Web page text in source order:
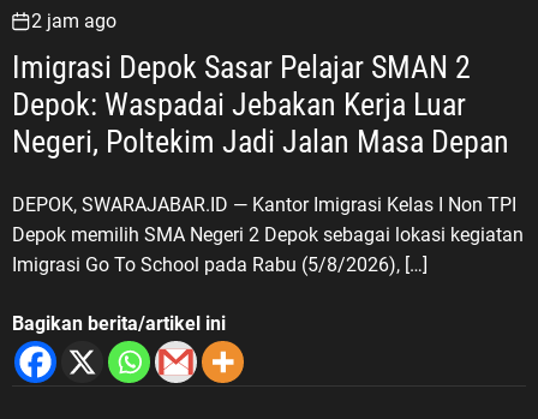
2 jam ago
Imigrasi Depok Sasar Pelajar SMAN 2
Depok: Waspadai Jebakan Kerja Luar
DEPOK, SWARAJABAR.ID — Kantor Imigrasi Kelas I Non TPI
Depok memilih SMA Negeri 2 Depok sebagai lokasi kegiatan
Imigrasi Go To School pada Rabu (5/8/2026), […]
Bagikan berita/artikel ini